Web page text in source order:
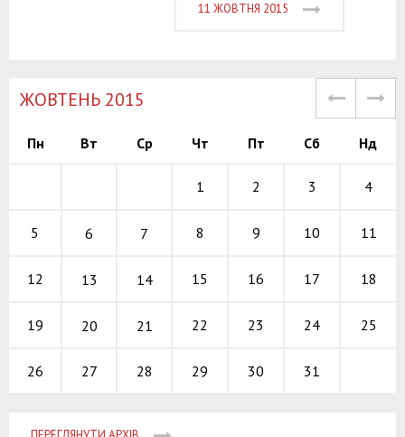
11 ЖОВТНЯ 2015
ЖОВТЕНЬ 2015
Пн Вт Ср Чт Пт Сб Нд
1 2 3 4
5 6 7 8 9 10 11
12 13 14 15 16 17 18
19 20 21 22 23 24 25
26 27 28 29 30 31